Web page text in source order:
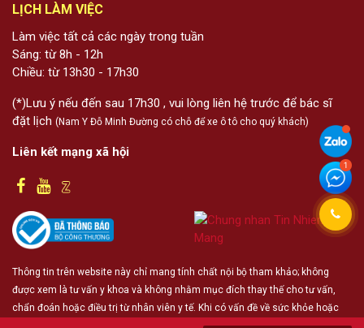
LỊCH LÀM VIỆC
Làm việc tất cả các ngày trong tuần
Sáng: từ 8h - 12h
Chiều: từ 13h30 - 17h30
(*)Lưu ý nếu đến sau 17h30 , vui lòng liên hệ trước để bác sĩ
đặt lịch (Nam Y Đỗ Minh Đường có chỗ để xe ô tô cho quý khách)
Liên kết mạng xã hội
Thông tin trên website này chỉ mang tính chất nội bộ tham khảo; không
được xem là tư vấn y khoa và không nhằm mục đích thay thế cho tư vấn,
chẩn đoán hoặc điều trị từ nhân viên y tế. Khi có vấn đề về sức khỏe hoặc
cần hỗ trợ cấp cứu người đọc cần liên hệ bác sĩ và cơ sở y tế gần nhất